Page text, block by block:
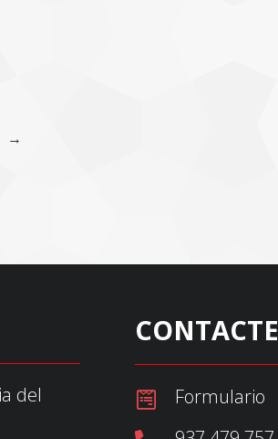
→
del
CONTACTE
Formulario